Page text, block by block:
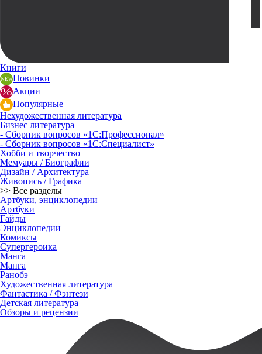
Книги
Новинки
Акции
Популярные
Нехудожественная литература
Бизнес литература
- Сборник вопросов «1С:Профессионал»
- Сборник вопросов «1С:Специалист»
Хобби и творчество
Мемуары / Биографии
Дизайн / Архитектура
Живопись / Графика
>> Все разделы
Артбуки, энциклопедии
Артбуки
Гайды
Энциклопедии
Комиксы
Супергероика
Манга
Манга
Ранобэ
Художественная литература
Фантастика / Фэнтези
Детская литература
Обзоры и рецензии